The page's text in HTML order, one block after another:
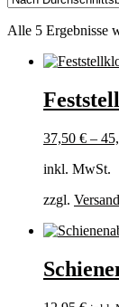
Alle 5 Ergebnisse
37,50 € –
inkl. MwSt.
zzgl.